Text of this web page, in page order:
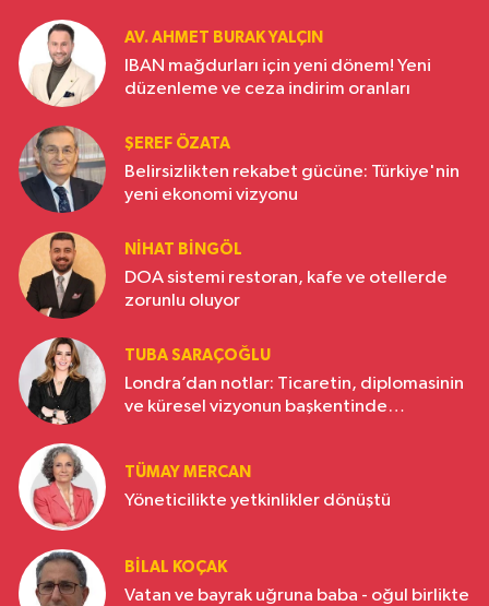
AV. AHMET BURAK YALÇIN
IBAN mağdurları için yeni dönem! Yeni
düzenleme ve ceza indirim oranları
ŞEREF ÖZATA
Belirsizlikten rekabet gücüne: Türkiye'nin
yeni ekonomi vizyonu
NIHAT BINGÖL
DOA sistemi restoran, kafe ve otellerde
zorunlu oluyor
TUBA SARAÇOĞLU
Londra’dan notlar: Ticaretin, diplomasinin
ve küresel vizyonun başkentinde
TÜMAY MERCAN
Yöneticilikte yetkinlikler dönüştü
BILAL KOÇAK
Vatan ve bayrak uğruna baba - oğul birlikte